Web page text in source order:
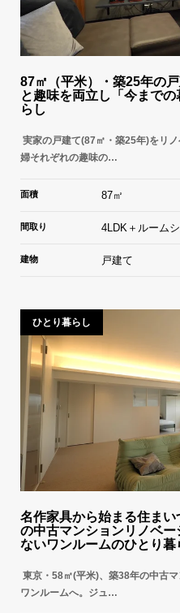
87㎡（平米）・築25年の
と趣味を両立し「今まで
らし
実家の戸建て(87㎡・築25年)をリ
婦それぞれの趣味の…
面積 87㎡
間取り 4LDK＋ルーム
建物 戸建て
ひとり暮らし
名作家具から始まる住ま
の中古マンションリノベ
ないワンルームのひとり暮
東京・58㎡(平米)、築38年の中古
ワンルームへ。ジュ…